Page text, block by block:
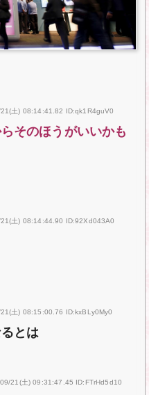
土) 08:14:41.82 ID:qk1R4guV0
そのほうがいいかも
土) 08:14:44.90 ID:92Xd043A0
土) 08:15:00.76 ID:kxBLy0My0
とは
21(土) 09:31:47.45 ID:FTrHd5d10